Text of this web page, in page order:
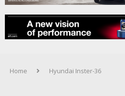
Home Hyundai Inster-36